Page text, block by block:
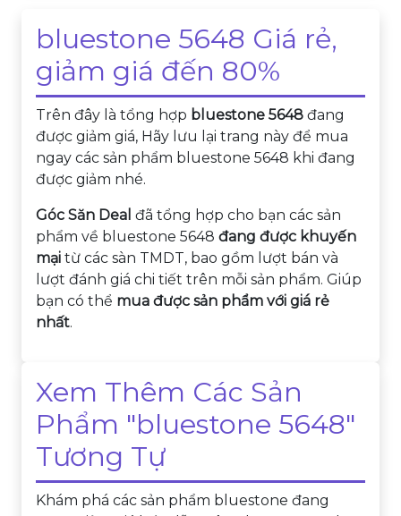
bluestone 5648 Giá rẻ,
giảm giá đến 80%
Trên đây là tổng hợp bluestone 5648 đang
được giảm giá, Hãy lưu lại trang này để mua
ngay các sản phẩm bluestone 5648 khi đang
được giảm nhé.
Góc Săn Deal đã tổng hợp cho bạn các sản
phẩm về bluestone 5648đang được khuyến
mại từ các sàn TMDT, bao gồm lượt bán và
lượt đánh giá chi tiết trên mỗi sản phẩm. Giúp
bạn có thể mua được sản phẩm với giá rẻ
nhất.
Xem Thêm Các Sản
Phẩm "bluestone 5648"
Tương Tự
Khám phá các sản phẩm bluestone đang